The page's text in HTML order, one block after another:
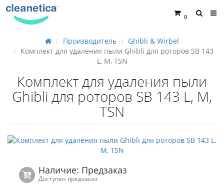
0
Производитель
Ghibli & Wirbel
Комплект для удаления пыли Ghibli для роторов SB 143
L, M, TSN
Комплект для удаления пыли
Ghibli для роторов SB 143 L, M,
TSN
Наличие: Предзаказ
Доступен предзаказ